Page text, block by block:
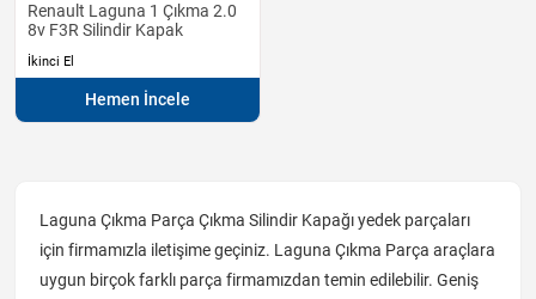
Renault Laguna 1 Çıkma 2.0
8v F3R Silindir Kapak
İkinci El
Hemen İncele
Laguna Çıkma Parça Çıkma Silindir Kapağı yedek parçaları
için firmamızla iletişime geçiniz. Laguna Çıkma Parça araçlara
uygun birçok farklı parça firmamızdan temin edilebilir. Geniş